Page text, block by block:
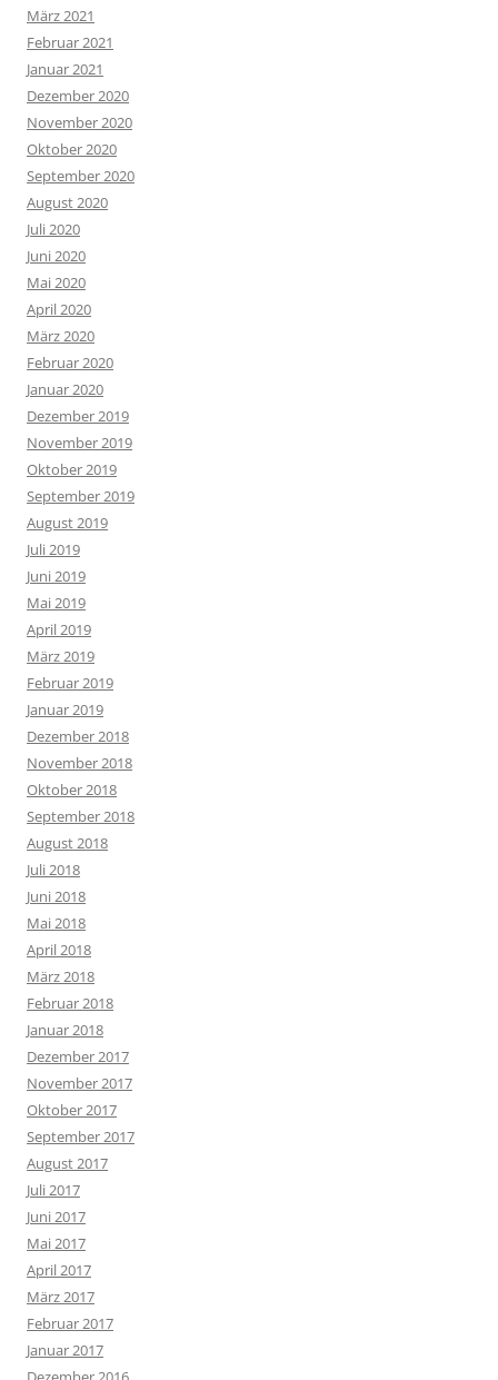
März 2021
Februar 2021
Januar 2021
Dezember 2020
November 2020
Oktober 2020
September 2020
August 2020
Juli 2020
Juni 2020
Mai 2020
April 2020
März 2020
Februar 2020
Januar 2020
Dezember 2019
November 2019
Oktober 2019
September 2019
August 2019
Juli 2019
Juni 2019
Mai 2019
April 2019
März 2019
Februar 2019
Januar 2019
Dezember 2018
November 2018
Oktober 2018
September 2018
August 2018
Juli 2018
Juni 2018
Mai 2018
April 2018
März 2018
Februar 2018
Januar 2018
Dezember 2017
November 2017
Oktober 2017
September 2017
August 2017
Juli 2017
Juni 2017
Mai 2017
April 2017
März 2017
Februar 2017
Januar 2017